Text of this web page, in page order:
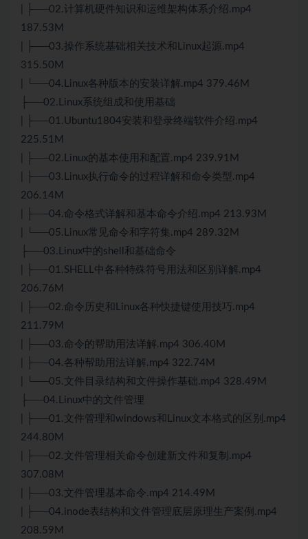
| ├──02.计算机硬件知识和运维架构体系介绍.mp4
187.53M
| ├──03.操作系统基础相关技术和Linux起源.mp4
315.50M
| └──04.Linux各种版本的安装详解.mp4 379.46M
├──02.Linux系统组成和使用基础
| ├──01.Ubuntu1804安装和登录终端软件介绍.mp4
225.51M
| ├──02.Linux的基本使用和配置.mp4 239.91M
| ├──03.Linux执行命令的过程详解和命令类型.mp4
206.14M
| ├──04.命令格式详解和基本命令介绍.mp4 213.93M
| └──05.Linux常见命令和字符集.mp4 289.32M
├──03.Linux中的shell和基础命令
| ├──01.SHELL中各种特殊符号用法和区别详解.mp4
206.76M
| ├──02.命令历史和Linux各种快捷键使用技巧.mp4
211.79M
| ├──03.命令的帮助用法详解.mp4 306.40M
| ├──04.各种帮助用法详解.mp4 322.74M
| └──05.文件目录结构和文件操作基础.mp4 328.49M
├──04.Linux中的文件管理
| ├──01.文件管理和windows和Linux文本格式的区别.mp4
244.80M
| ├──02.文件管理相关命令创建新文件和复制.mp4
307.08M
| ├──03.文件管理基本命令.mp4 214.49M
| ├──04.inode表结构和文件管理底层原理生产案例.mp4
208.59M